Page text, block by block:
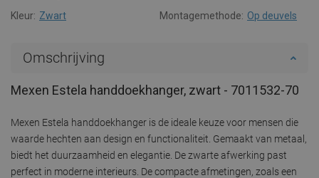
Kleur: Zwart Montagemethode: Op deuvels
Omschrijving
Mexen Estela handdoekhanger, zwart - 7011532-70
Mexen Estela handdoekhanger is de ideale keuze voor mensen die
waarde hechten aan design en functionaliteit. Gemaakt van metaal,
biedt het duurzaamheid en elegantie. De zwarte afwerking past
perfect in moderne interieurs. De compacte afmetingen, zoals een